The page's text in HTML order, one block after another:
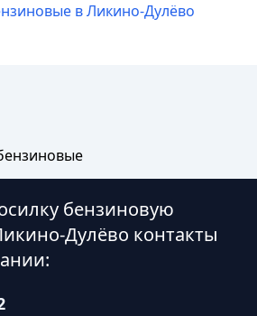
в Ликино-Дулёво
бензиновую
Дулёво контакты